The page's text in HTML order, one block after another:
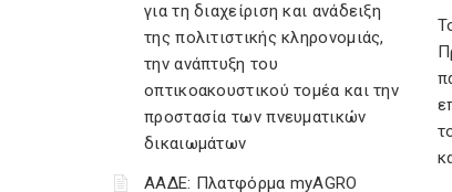
για τη διαχείριση και ανάδειξη
της πολιτιστικής κληρονομιάς,
την ανάπτυξη του
οπτικοακουστικού τομέα και την
προστασία των πνευματικών
δικαιωμάτων
ΑΑΔΕ: Πλατφόρμα myAGRO